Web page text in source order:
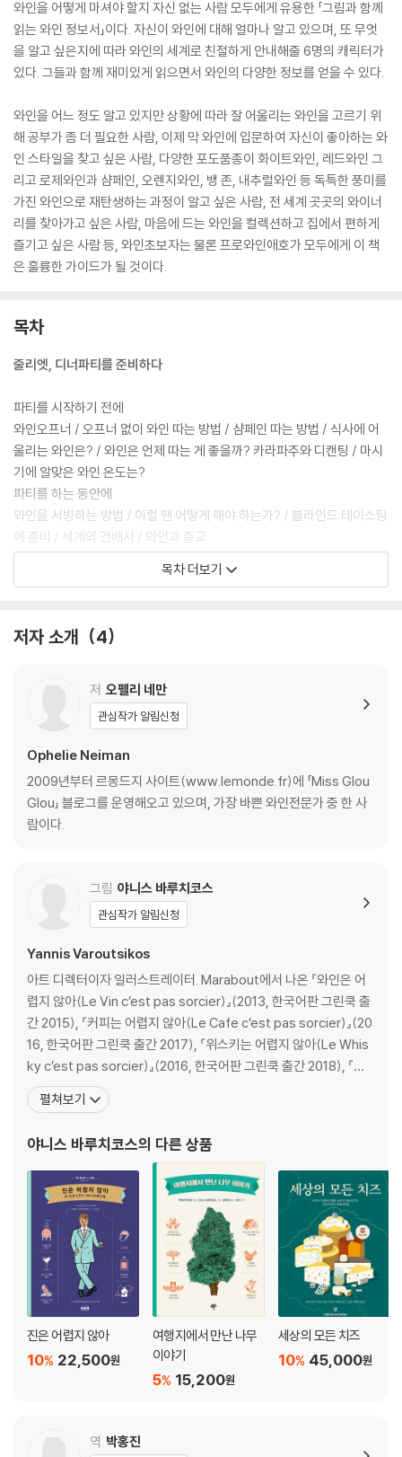
와인을 어떻게 마셔야 할지 자신 없는 사람 모두에게 유용한 「그림과 함께
읽는 와인 정보서」이다. 자신이 와인에 대해 얼마나 알고 있으며, 또 무엇
을 알고 싶은지에 따라 와인의 세계로 친절하게 안내해줄 6명의 캐릭터가
있다. 그들과 함께 재미있게 읽으면서 와인의 다양한 정보를 얻을 수 있다.
와인을 어느 정도 알고 있지만 상황에 따라 잘 어울리는 와인을 고르기 위
해 공부가 좀 더 필요한 사람, 이제 막 와인에 입문하여 자신이 좋아하는 와
인 스타일을 찾고 싶은 사람, 다양한 포도품종이 화이트와인, 레드와인 그
리고 로제와인과 샴페인, 오렌지와인, 뱅 존, 내추럴와인 등 독특한 풍미를
가진 와인으로 재탄생하는 과정이 알고 싶은 사람, 전 세계 곳곳의 와이너
리를 찾아가고 싶은 사람, 마음에 드는 와인을 컬렉션하고 집에서 편하게
즐기고 싶은 사람 등, 와인초보자는 물론 프로와인애호가 모두에게 이 책
은 훌륭한 가이드가 될 것이다.
목차
줄리엣, 디너파티를 준비하다
파티를 시작하기 전에
와인오프너 / 오프너 없이 와인 따는 방법 / 샴페인 따는 방법 / 식사에 어
울리는 와인은? / 와인은 언제 따는 게 좋을까? 카라파주와 디캔팅 / 마시
기에 알맞은 와인 온도는?
파티를 하는 동안에
와인을 서빙하는 방법 / 이럴 땐 어떻게 해야 하는가? / 블라인드 테이스팅
에 준비 / 세계의 건배사 / 와인과 종교
파티가 끝난 후에
남은 와인 보관하기 / 숙취 예방하기
와인의 투명도 / 와인의 눈물 · 와인의 다리 / 기포
와인 향의 종류 / 와인의 일생 / 1차향 · 2차향 · 3차향 / 와인에서 냄새가
날 때
와인의 맛
와인의 바디와 산도 / 바디의 비유적 표현 / 와인의 타닌 / 입으로 느끼는
향 / 검은색 글라스에 마시기 /
꿈의 와인을 찾아서
엑토르, 포도를 수확하다
화이트 와인 품종
레드 와인 품종
포도나무의 일생
포도나무의 모양 / 바탕나무의 역사 / 포도밭을 위협하는 병충해 / 날씨의
영향 / 포도나무의 관리 / 빈티지
포도 수확
손으로 수확 / 기계 수확
포도에서 와인까지
레드 와인은 어떻게 만드는가? / 화이트 와인은 어떻게 만드는가? / 로제
와인은 어떻게 만드는가? /
로제 와인의 성공 / 오렌지 와인은 어떻게 만드는가? / 뱅 존은 어떻게 만
드는가? / 샴페인은 어떻게 만드는가?
다양한 스파클링 와인
와인의 숙성
무알뢰 와인 · 리코뢰 와인 / 뮈타주 · 뱅 두 나튀렐 / 콜라주와 필터링 / 변
화하는 와인 맛의 역사 /
다양한 와인병 / 코르크 마개의 비밀 / 와인에서 이산화황의 역할 / 와인을
만드는 사람들
목차 더보기
저자 소개 4
저 오펠리 네만
관심작가 알림신청
Ophelie Neiman
2009년부터 르몽드지 사이트(www.lemonde.fr)에 「Miss Glou
Glou」 블로그를 운영해오고 있으며, 가장 바쁜 와인전문가 중 한 사
람이다.
그림 야니스 바루치코스
관심작가 알림신청
Yannis Varoutsikos
아트 디렉터이자 일러스트레이터. Marabout에서 나온 『와인은 어
렵지 않아(Le Vin c’est pas sorcier)』(2013, 한국어판 그린쿡 출
간 2015), 『커피는 어렵지 않아(Le Cafe c’est pas sorcier)』(20
16, 한국어판 그린쿡 출간 2017), 『위스키는 어렵지 않아(Le Whis
ky c’est pas sorcier)』(2016, 한국어판 그린쿡 출간 2018), 『맥
주는 어렵지 않아(La Biere c’est pas sorcier)』(2017, 한국어판
그린쿡 출간 2019), 『칵테일은 어렵지 않아(Les Cocktails c’est
펼쳐보기
야니스 바루치코스의 다른 상품
진은 어렵지 않아
22,500원
10%
여행지에서 만난 나무
이야기
15,200원
5%
세상의 모든 치즈
45,000원
10%
역 박홍진